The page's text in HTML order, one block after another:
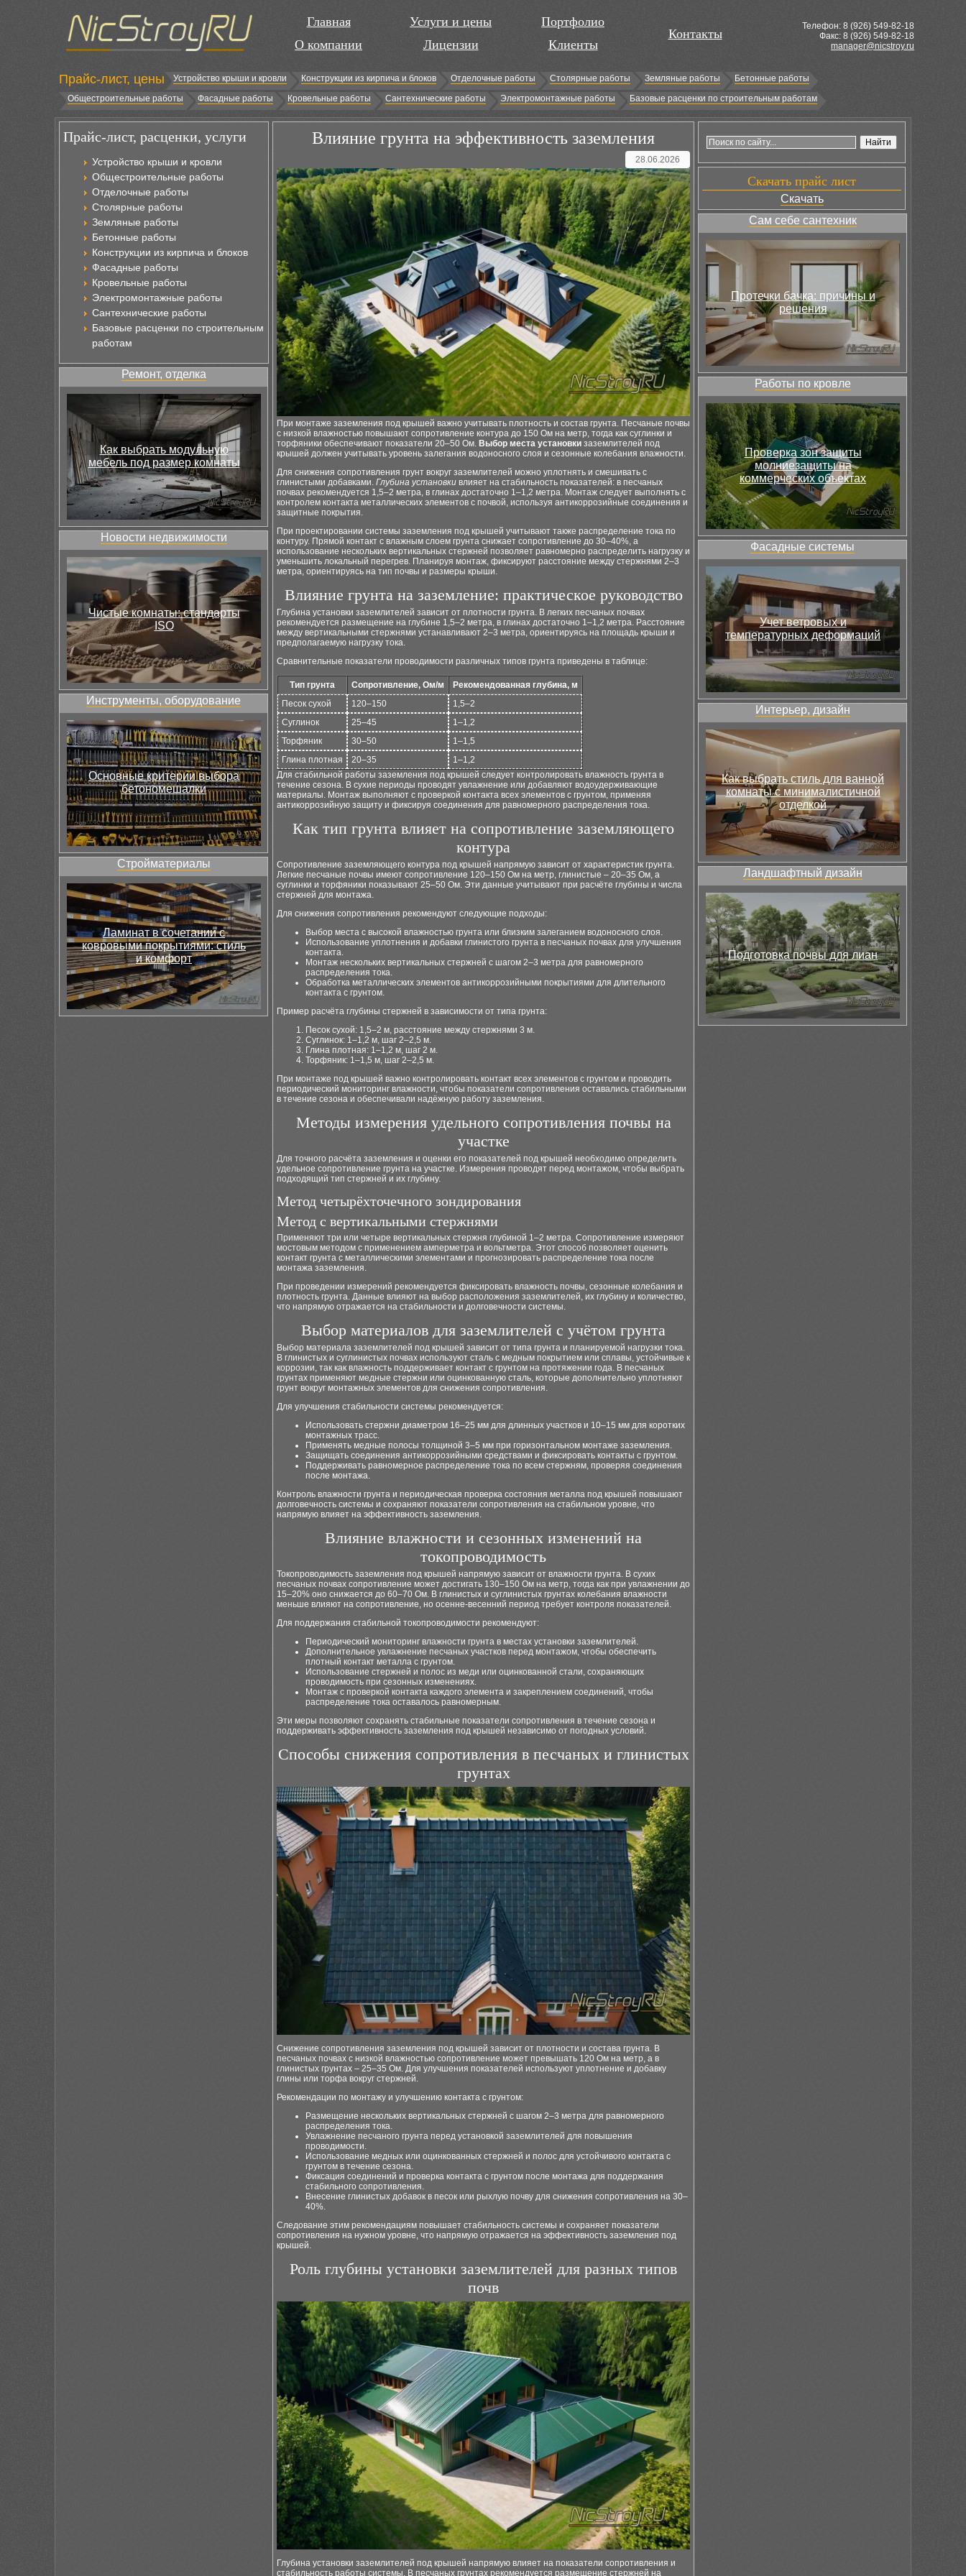
Главная
О компании
Услуги и цены
Лицензии
Портфолио
Клиенты
Контакты
Телефон: 8 (926) 549-82-18
Факс: 8 (926) 549-82-18
manager@nicstroy.ru
Прайс-лист, цены Устройство крыши и кровли Конструкции из кирпича и блоков Отделочные работы Столярные работы Земляные работы
Бетонные работы
Общестроительные работы
Фасадные работы Кровельные работы Сантехнические работы Электромонтажные работы Базовые расценки по строительным работам
Прайс-лист, расценки, услуги
Устройство крыши и кровли
Общестроительные работы
Отделочные работы
Столярные работы
Земляные работы
Бетонные работы
Конструкции из кирпича и блоков
Фасадные работы
Кровельные работы
Электромонтажные работы
Сантехнические работы
Базовые расценки по строительным
работам
Ремонт, отделка
Как выбрать модульную
мебель под размер комнаты
Новости недвижимости
Чистые комнаты: стандарты
ISO
Инструменты, оборудование
Основные критерии выбора
бетономешалки
Стройматериалы
Ламинат в сочетании с
ковровыми покрытиями: стиль
и комфорт
Влияние грунта на эффективность заземления
28.06.2026
При монтаже заземления под крышей важно учитывать плотность и состав грунта. Песчаные почвы
с низкой влажностью повышают сопротивление контура до 150 Ом на метр, тогда как суглинки и
торфяники обеспечивают показатели 20–50 Ом. Выбор места установки заземлителей под
крышей должен учитывать уровень залегания водоносного слоя и сезонные колебания влажности.
Для снижения сопротивления грунт вокруг заземлителей можно уплотнять и смешивать с
глинистыми добавками. Глубина установки влияет на стабильность показателей: в песчаных
почвах рекомендуется 1,5–2 метра, в глинах достаточно 1–1,2 метра. Монтаж следует выполнять с
контролем контакта металлических элементов с почвой, используя антикоррозийные соединения и
защитные покрытия.
При проектировании системы заземления под крышей учитывают также распределение тока по
контуру. Прямой контакт с влажным слоем грунта снижает сопротивление до 30–40%, а
использование нескольких вертикальных стержней позволяет равномерно распределить нагрузку и
уменьшить локальный перегрев. Планируя монтаж, фиксируют расстояние между стержнями 2–3
метра, ориентируясь на тип почвы и размеры крыши.
Влияние грунта на заземление: практическое руководство
Глубина установки заземлителей зависит от плотности грунта. В легких песчаных почвах
рекомендуется размещение на глубине 1,5–2 метра, в глинах достаточно 1–1,2 метра. Расстояние
между вертикальными стержнями устанавливают 2–3 метра, ориентируясь на площадь крыши и
предполагаемую нагрузку тока.
Сравнительные показатели проводимости различных типов грунта приведены в таблице:
Тип грунта Сопротивление, Ом/м
Рекомендованная глубина, м
Песок сухой
120–150
1,5–2
Суглинок
25–45
1–1,2
Торфяник
30–50
1–1,5
Глина плотная
20–35
1–1,2
Для стабильной работы заземления под крышей следует контролировать влажность грунта в
течение сезона. В сухие периоды проводят увлажнение или добавляют водоудерживающие
материалы. Монтаж выполняют с проверкой контакта всех элементов с грунтом, применяя
антикоррозийную защиту и фиксируя соединения для равномерного распределения тока.
Как тип грунта влияет на сопротивление заземляющего
контура
Сопротивление заземляющего контура под крышей напрямую зависит от характеристик грунта.
Легкие песчаные почвы имеют сопротивление 120–150 Ом на метр, глинистые – 20–35 Ом, а
суглинки и торфяники показывают 25–50 Ом. Эти данные учитывают при расчёте глубины и числа
стержней для монтажа.
Для снижения сопротивления рекомендуют следующие подходы:
Выбор места с высокой влажностью грунта или близким залеганием водоносного слоя.
Использование уплотнения и добавки глинистого грунта в песчаных почвах для улучшения
контакта.
Монтаж нескольких вертикальных стержней с шагом 2–3 метра для равномерного
распределения тока.
Обработка металлических элементов антикоррозийными покрытиями для длительного
контакта с грунтом.
Пример расчёта глубины стержней в зависимости от типа грунта:
Песок сухой: 1,5–2 м, расстояние между стержнями 3 м.
Суглинок: 1–1,2 м, шаг 2–2,5 м.
Глина плотная: 1–1,2 м, шаг 2 м.
Торфяник: 1–1,5 м, шаг 2–2,5 м.
При монтаже под крышей важно контролировать контакт всех элементов с грунтом и проводить
периодический мониторинг влажности, чтобы показатели сопротивления оставались стабильными
в течение сезона и обеспечивали надёжную работу заземления.
Методы измерения удельного сопротивления почвы на
участке
Для точного расчёта заземления и оценки его показателей под крышей необходимо определить
удельное сопротивление грунта на участке. Измерения проводят перед монтажом, чтобы выбрать
подходящий тип стержней и их глубину.
Метод четырёхточечного зондирования
Метод с вертикальными стержнями
Применяют три или четыре вертикальных стержня глубиной 1–2 метра. Сопротивление измеряют
мостовым методом с применением амперметра и вольтметра. Этот способ позволяет оценить
контакт грунта с металлическими элементами и прогнозировать распределение тока после
монтажа заземления.
При проведении измерений рекомендуется фиксировать влажность почвы, сезонные колебания и
плотность грунта. Данные влияют на выбор расположения заземлителей, их глубину и количество,
что напрямую отражается на стабильности и долговечности системы.
Выбор материалов для заземлителей с учётом грунта
Выбор материала заземлителей под крышей зависит от типа грунта и планируемой нагрузки тока.
В глинистых и суглинистых почвах используют сталь с медным покрытием или сплавы, устойчивые к
коррозии, так как влажность поддерживает контакт с грунтом на протяжении года. В песчаных
грунтах применяют медные стержни или оцинкованную сталь, которые дополнительно уплотняют
грунт вокруг монтажных элементов для снижения сопротивления.
Для улучшения стабильности системы рекомендуется:
Использовать стержни диаметром 16–25 мм для длинных участков и 10–15 мм для коротких
монтажных трасс.
Применять медные полосы толщиной 3–5 мм при горизонтальном монтаже заземления.
Защищать соединения антикоррозийными средствами и фиксировать контакты с грунтом.
Поддерживать равномерное распределение тока по всем стержням, проверяя соединения
после монтажа.
Контроль влажности грунта и периодическая проверка состояния металла под крышей повышают
долговечность системы и сохраняют показатели сопротивления на стабильном уровне, что
напрямую влияет на эффективность заземления.
Влияние влажности и сезонных изменений на
токопроводимость
Токопроводимость заземления под крышей напрямую зависит от влажности грунта. В сухих
песчаных почвах сопротивление может достигать 130–150 Ом на метр, тогда как при увлажнении до
15–20% оно снижается до 60–70 Ом. В глинистых и суглинистых грунтах колебания влажности
меньше влияют на сопротивление, но осенне-весенний период требует контроля показателей.
Для поддержания стабильной токопроводимости рекомендуют:
Периодический мониторинг влажности грунта в местах установки заземлителей.
Дополнительное увлажнение песчаных участков перед монтажом, чтобы обеспечить
плотный контакт металла с грунтом.
Использование стержней и полос из меди или оцинкованной стали, сохраняющих
проводимость при сезонных изменениях.
Монтаж с проверкой контакта каждого элемента и закреплением соединений, чтобы
распределение тока оставалось равномерным.
Эти меры позволяют сохранять стабильные показатели сопротивления в течение сезона и
поддерживать эффективность заземления под крышей независимо от погодных условий.
Способы снижения сопротивления в песчаных и глинистых
грунтах
Снижение сопротивления заземления под крышей зависит от плотности и состава грунта. В
песчаных почвах с низкой влажностью сопротивление может превышать 120 Ом на метр, а в
глинистых грунтах – 25–35 Ом. Для улучшения показателей используют уплотнение и добавку
глины или торфа вокруг стержней.
Рекомендации по монтажу и улучшению контакта с грунтом:
Размещение нескольких вертикальных стержней с шагом 2–3 метра для равномерного
распределения тока.
Увлажнение песчаного грунта перед установкой заземлителей для повышения
проводимости.
Использование медных или оцинкованных стержней и полос для устойчивого контакта с
грунтом в течение сезона.
Фиксация соединений и проверка контакта с грунтом после монтажа для поддержания
стабильного сопротивления.
Внесение глинистых добавок в песок или рыхлую почву для снижения сопротивления на 30–
40%.
Следование этим рекомендациям повышает стабильность системы и сохраняет показатели
сопротивления на нужном уровне, что напрямую отражается на эффективность заземления под
крышей.
Роль глубины установки заземлителей для разных типов
почв
Глубина установки заземлителей под крышей напрямую влияет на показатели сопротивления и
стабильность работы системы. В песчаных грунтах рекомендуется размещение стержней на
Скачать прайс лист
Скачать
Сам себе сантехник
Протечки бачка: причины и
решения
Работы по кровле
Проверка зон защиты
молниезащиты на
коммерческих объектах
Фасадные системы
Учет ветровых и
температурных деформаций
Интерьер, дизайн
Как выбрать стиль для ванной
комнаты с минималистичной
отделкой
Ландшафтный дизайн
Подготовка почвы для лиан